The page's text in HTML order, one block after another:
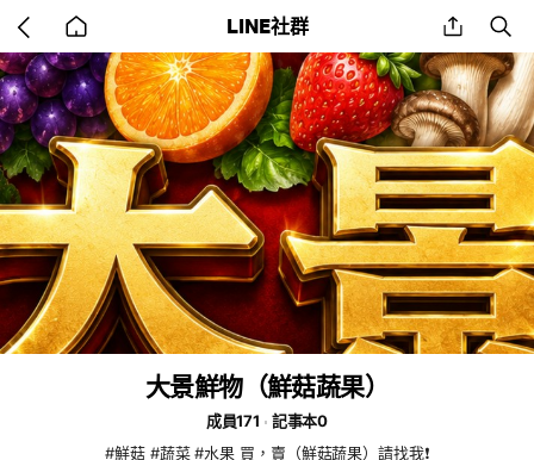
back
to
home
LINE社群 share
大景鮮物（鮮菇蔬果）
成員171
記事本0
#鮮菇 #蔬菜 #水果 買，賣（鮮菇蔬果）請找我❗️